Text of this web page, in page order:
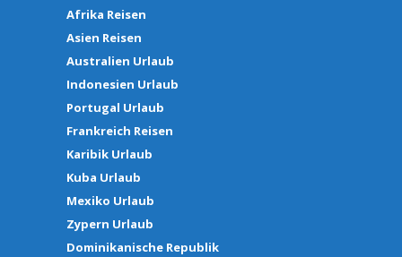
Afrika Reisen
Asien Reisen
Australien Urlaub
Indonesien Urlaub
Portugal Urlaub
Frankreich Reisen
Karibik Urlaub
Kuba Urlaub
Mexiko Urlaub
Zypern Urlaub
Dominikanische Republik